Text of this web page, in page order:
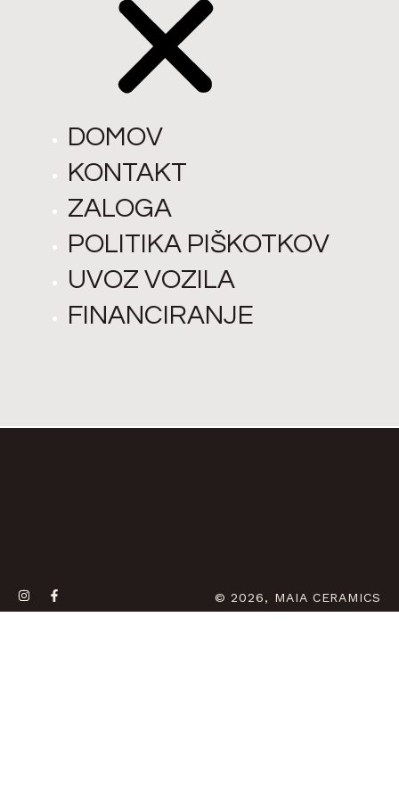
DOMOV
KONTAKT
ZALOGA
POLITIKA PIŠKOTKOV
UVOZ VOZILA
FINANCIRANJE
© 2026, MAIA CERAMICS